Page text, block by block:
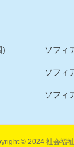
) ソフィ
ソフィ
ソフィ
© 2024 社会福